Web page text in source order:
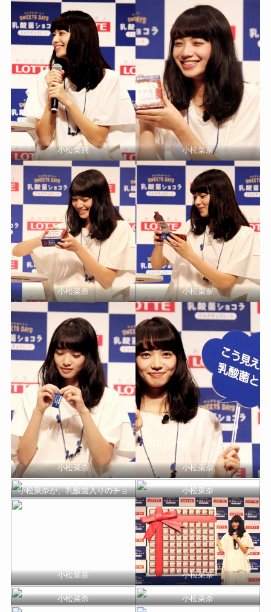
小松菜奈 小松菜奈
小松菜奈 小松菜奈
小松菜奈 小松菜奈
小松菜奈が、乳酸菌入りのチョ
コレートを食べているところ
小松菜奈
小松菜奈 小松菜奈
小松菜奈 小松菜奈